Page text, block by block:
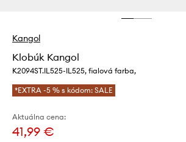
Kangol
Klobúk Kangol
K2094ST.IL525-IL525, fialová farba,
*EXTRA -5 % s kódom: SALE
Aktuálna cena:
41,99 €